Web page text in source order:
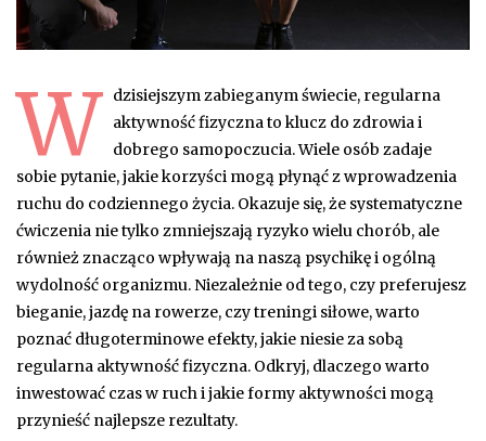
W
dzisiejszym zabieganym świecie, regularna
aktywność fizyczna to klucz do zdrowia i
dobrego samopoczucia. Wiele osób zadaje
sobie pytanie, jakie korzyści mogą płynąć z wprowadzenia
ruchu do codziennego życia. Okazuje się, że systematyczne
ćwiczenia nie tylko zmniejszają ryzyko wielu chorób, ale
również znacząco wpływają na naszą psychikę i ogólną
wydolność organizmu. Niezależnie od tego, czy preferujesz
bieganie, jazdę na rowerze, czy treningi siłowe, warto
poznać długoterminowe efekty, jakie niesie za sobą
regularna aktywność fizyczna. Odkryj, dlaczego warto
inwestować czas w ruch i jakie formy aktywności mogą
przynieść najlepsze rezultaty.